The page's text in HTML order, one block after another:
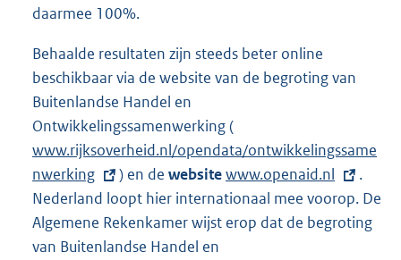
daarmee 100%.
Behaalde resultaten zijn steeds beter online
beschikbaar via de website van de begroting van
Buitenlandse Handel en
Ontwikkelingssamenwerking (
x
t
e
r
www.rijksoverheid.nl/opendata/ontwikkelingssame
nwerking
) en de websiteE
x
t
www.openaid.nl
.
Nederland loopt hier internationaal mee voorop. De
Algemene Rekenkamer wijst erop dat de begroting
van Buitenlandse Handel en